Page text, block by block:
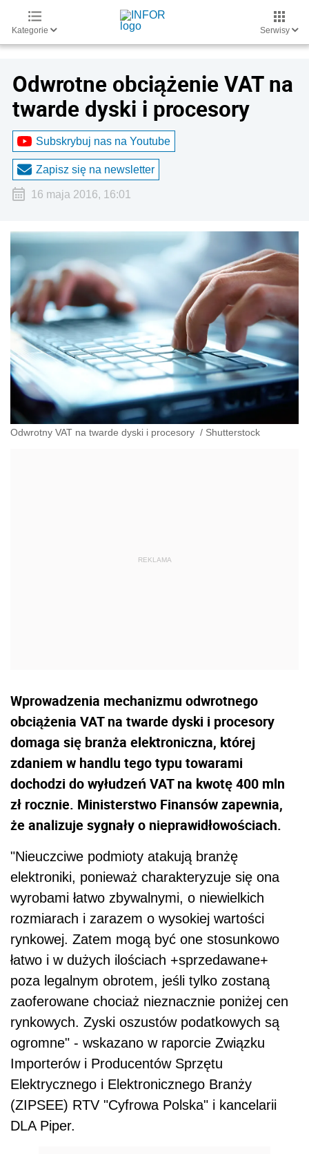
Kategorie Serwisy
Odwrotne obciążenie VAT na
twarde dyski i procesory
Subskrybuj nas na Youtube
Zapisz się na newsletter
16 maja 2016, 16:01
Odwrotny VAT na twarde dyski i procesory / Shutterstock
Wprowadzenia mechanizmu odwrotnego
obciążenia VAT na twarde dyski i procesory
domaga się branża elektroniczna, której
zdaniem w handlu tego typu towarami
dochodzi do wyłudzeń VAT na kwotę 400 mln
zł rocznie. Ministerstwo Finansów zapewnia,
że analizuje sygnały o nieprawidłowościach.
"Nieuczciwe podmioty atakują branżę
elektroniki, ponieważ charakteryzuje się ona
wyrobami łatwo zbywalnymi, o niewielkich
rozmiarach i zarazem o wysokiej wartości
rynkowej. Zatem mogą być one stosunkowo
łatwo i w dużych ilościach +sprzedawane+
poza legalnym obrotem, jeśli tylko zostaną
zaoferowane chociaż nieznacznie poniżej cen
rynkowych. Zyski oszustów podatkowych są
ogromne" - wskazano w raporcie Związku
Importerów i Producentów Sprzętu
Elektrycznego i Elektronicznego Branży
(ZIPSEE) RTV "Cyfrowa Polska" i kancelarii
DLA Piper.